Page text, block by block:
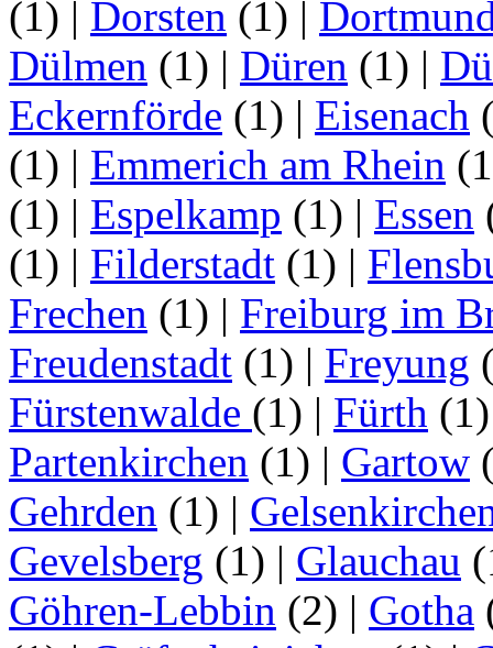
(1) | Dorsten (1) |
Dülmen (1) | Düren (1) |
Eckernförde (1) | Eisenach
(1) | Emmerich am Rhein
(1) | Espelkamp (1) | Essen
(1) | Filderstadt (1) |
Frechen (1) | Freiburg im
Freudenstadt (1) | Freyung
Fürstenwalde (1) | Fürth
Partenkirchen (1) | Gartow
Gehrden (1) |
Gevelsberg (1) | Glauchau
Göhren-Lebbin (2) | Gotha